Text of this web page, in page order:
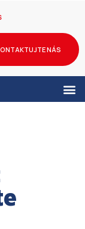
NÁS